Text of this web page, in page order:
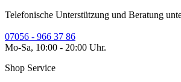
Telefonische Unterstützung und Beratung
07056 - 966 37 86
Mo-Sa, 10:00 - 20:00 Uhr.
Shop Service